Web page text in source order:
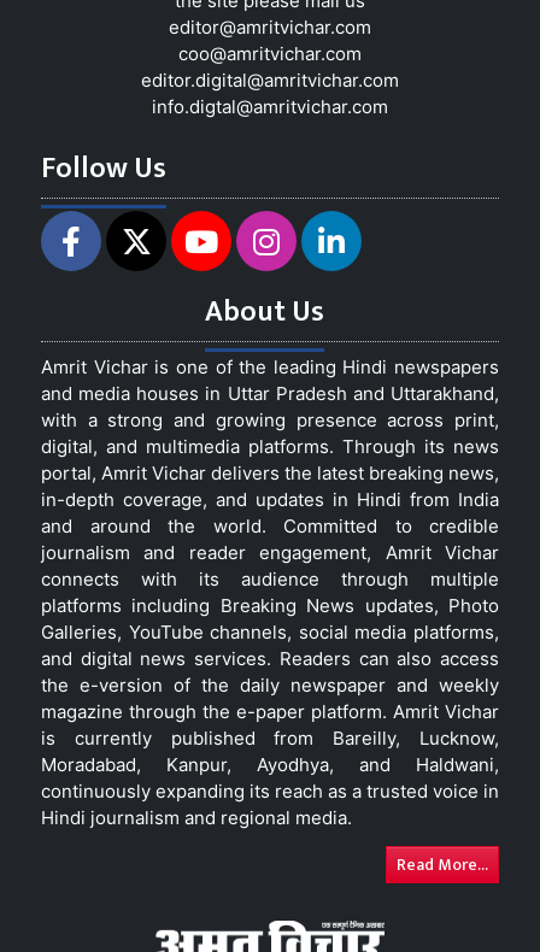
editor@amritvichar.com
coo@amritvichar.com
editor.digital@amritvichar.com
info.digtal@amritvichar.com
Follow Us
About Us
Amrit Vichar is one of the leading Hindi newspapers
and media houses in Uttar Pradesh and Uttarakhand,
with a strong and growing presence across print,
digital, and multimedia platforms. Through its news
portal, Amrit Vichar delivers the latest breaking news,
in-depth coverage, and updates in Hindi from India
and around the world. Committed to credible
journalism and reader engagement, Amrit Vichar
connects with its audience through multiple
platforms including Breaking News updates, Photo
Galleries, YouTube channels, social media platforms,
and digital news services. Readers can also access
the e-version of the daily newspaper and weekly
magazine through the e-paper platform. Amrit Vichar
is currently published from Bareilly, Lucknow,
Moradabad, Kanpur, Ayodhya, and Haldwani,
continuously expanding its reach as a trusted voice in
Hindi journalism and regional media.
Read More...